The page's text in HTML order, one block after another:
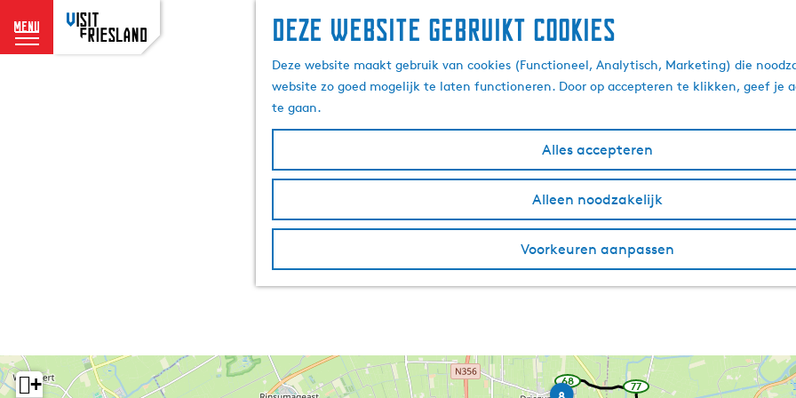
Deze website gebruikt cookies
Deze website maakt gebruik van cookies (Functioneel, Analytisch, Marketing) die
website zo goed mogelijk te laten functioneren. Door op accepteren te klikken, geef je
te gaan.
Alles accepteren
Alleen noodzakelijk
Voorkeuren aanpassen
menu
G
w
77
w
68
R
+